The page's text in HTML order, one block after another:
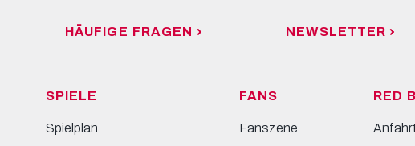
HÄUFIGE FRAGEN NEWSLETTER
SPIELE
Spielplan
FANS
Fanszene
RED